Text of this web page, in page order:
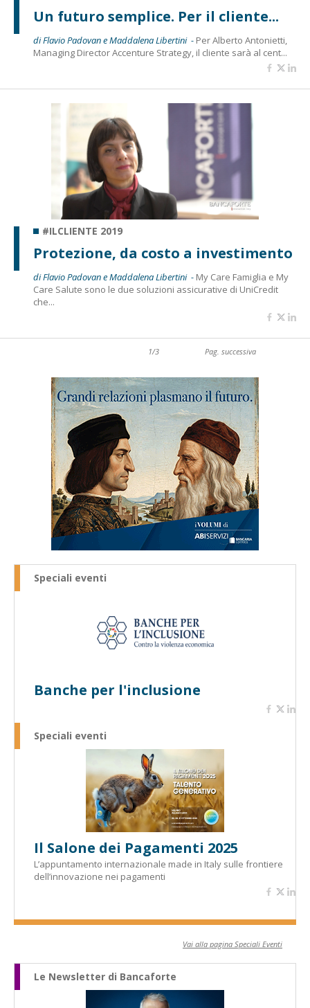
Un futuro semplice. Per il cliente...
di Flavio Padovan e Maddalena Libertini - Per Alberto Antonietti,
Managing Director Accenture Strategy, il cliente sarà al cent...
#ILCLIENTE 2019
Protezione, da costo a investimento
di Flavio Padovan e Maddalena Libertini - My Care Famiglia e My
Care Salute sono le due soluzioni assicurative di UniCredit
che...
1/3 Pag. successiva
Speciali eventi
Banche per l'inclusione
Speciali eventi
Il Salone dei Pagamenti 2025
L’appuntamento internazionale made in Italy sulle frontiere
dell’innovazione nei pagamenti
Vai alla pagina Speciali Eventi
Le Newsletter di Bancaforte